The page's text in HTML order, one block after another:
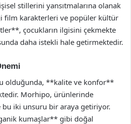
stillerini yansıtmalarına olanak
film karakterleri ve popüler kültür
çocukların ilgisini çekmekte
daha istekli hale getirmektedir.
olduğunda, **kalite ve konfor**
Morhipo, ürünlerinde
bu iki unsuru bir araya getiriyor.
kumaşlar** gibi doğal